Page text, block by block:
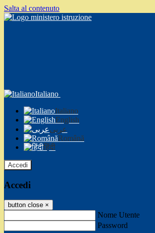
Salta al contenuto
Italiano
Italiano
English
عربى
Română
हिंदी
Accedi
Accedi
button close ×
Nome Utente
Password